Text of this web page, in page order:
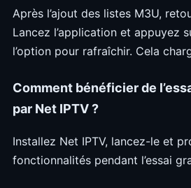
Après l’ajout des listes M3U,
Lancez l’application et appuyez
l’option pour rafraîchir. Cela
Comment bénéficier de
par Net IPTV ?
Installez Net IPTV, lancez-le et
fonctionnalités pendant l’essai